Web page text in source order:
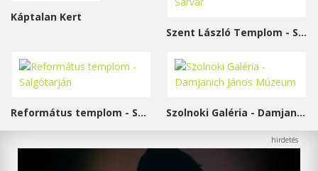
Káptalan Kert
Szent László Templom - Sárvár
Református templom - Salgótarján Szolnoki Galéria - Damjanich János Múzeum